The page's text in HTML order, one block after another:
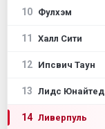
10 Фулхэм
11 Халл Сити
12 Ипсвич Таун
13 Лидс Юнайтед
14 Ливерпуль